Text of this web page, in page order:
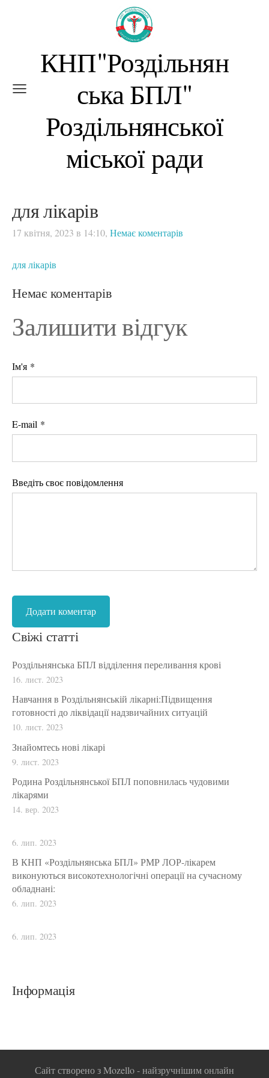
КНП"Роздільнян
ська БПЛ"
Роздільнянської
міської ради
Свіжі статті
Роздільнянська БПЛ відділення переливання крові
16. лист. 2023
Навчання в Роздільнянській лікарні:Підвищення
готовності до ліквідації надзвичайних ситуацій
10. лист. 2023
Знайомтесь нові лікарі
9. лист. 2023
Родина Роздільнянської БПЛ поповнилась чудовими
лікарями
14. вер. 2023
6. лип. 2023
В КНП «Роздільнянська БПЛ» РМР ЛОР-лікарем
виконуються високотехнологічні операції на сучасному
обладнані:
6. лип. 2023
6. лип. 2023
Інформація
для лікарів
17 квітня, 2023 в 14:10, Немає коментарів
для лікарів
Немає коментарів
Залишити відгук
Ім'я *
E-mail *
Введіть своє повідомлення
Сайт створено зMozello- найзручнішим онлайн